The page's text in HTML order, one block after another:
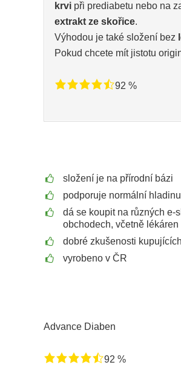
krvi při prediabetu nebo na
extrakt ze skořice.
Výhodou je také složení bez
Pokud chcete mít jistotu
92 %
složení je na přírodní bázi
podporuje normální
dá se koupit na různých e-
obchodech, včetně lékáren
dobré zkušenosti kupujících
vyrobeno v ČR
Advance Diaben
92 %